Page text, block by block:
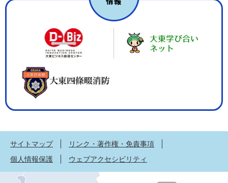
サイトマップ
リンク・著作権・免責事項
個人情報保護
ウェブアクセシビリティ